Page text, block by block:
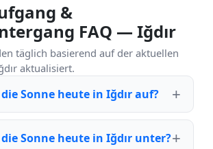
&
FAQ — Iğdır
täglich basierend auf der aktuellen
aktualisiert.
Sonne heute in Iğdır auf?
Sonne heute in Iğdır unter?